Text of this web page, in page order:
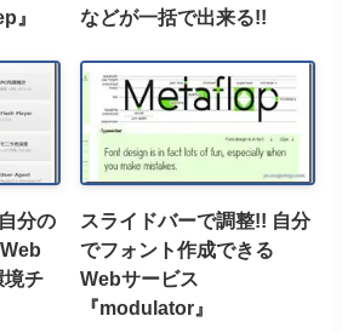
』
などが一括で出来る!!
分の
境チ
スライドバーで調整!! 自分
でフォント作成できる
Webサービス
『modulator』